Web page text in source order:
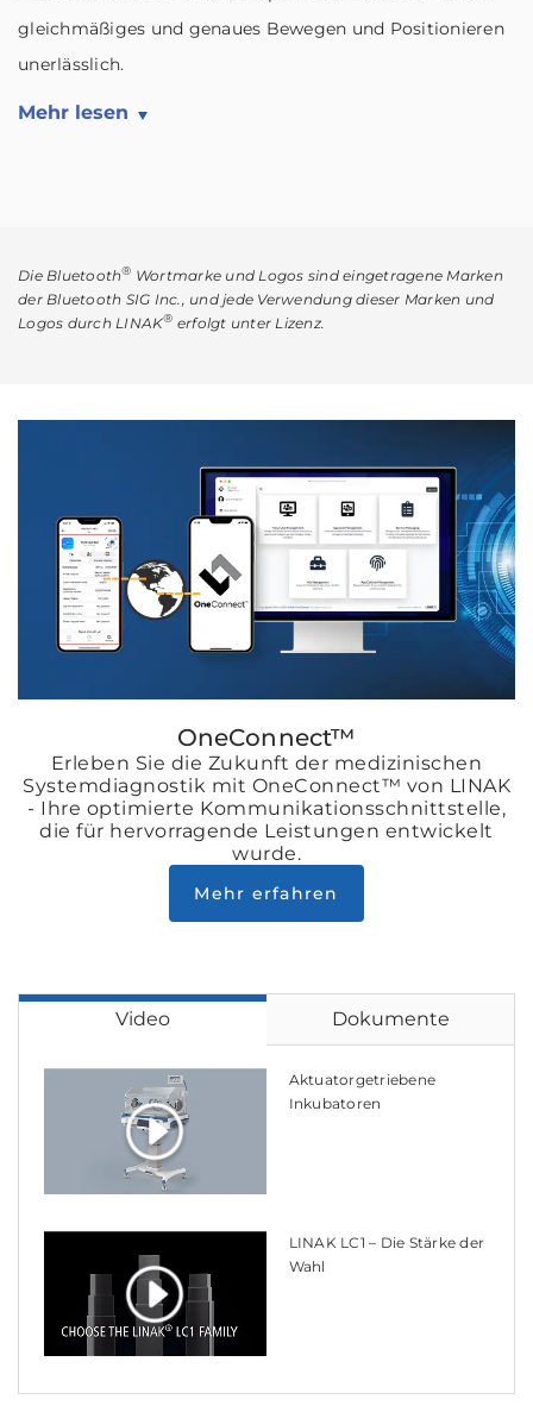
gleichmäßiges und genaues Bewegen und Positionieren
unerlässlich.
Mehr lesen
Die Bluetooth® Wortmarke und Logos sind eingetragene Marken
der Bluetooth SIG Inc., und jede Verwendung dieser Marken und
Logos durch LINAK® erfolgt unter Lizenz.
OneConnect™
Erleben Sie die Zukunft der medizinischen
Systemdiagnostik mit OneConnect™ von LINAK
- Ihre optimierte Kommunikationsschnittstelle,
die für hervorragende Leistungen entwickelt
wurde.
Mehr erfahren
Video Dokumente
Aktuatorgetriebene
Inkubatoren
LINAK LC1 – Die Stärke der
Wahl